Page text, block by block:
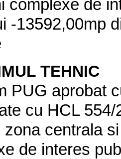
complexe de
-13592,00mp
TEHNIC
PUG aprobat
cu HCL
zona centrala
de interes